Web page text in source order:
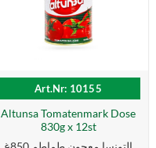
Art.Nr: 10155
Altunsa Tomatenmark Dose
830g x 12st